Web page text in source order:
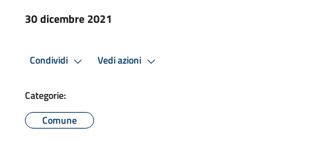
30 dicembre 2021
Condividi Vedi azioni
Categorie:
Comune